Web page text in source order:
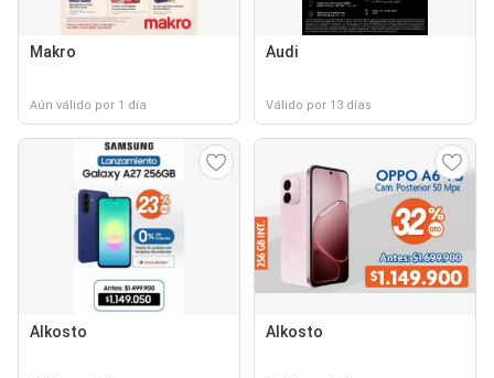
Makro
Aún válido por 1 día
Audi
Válido por 13 días
Alkosto Alkosto